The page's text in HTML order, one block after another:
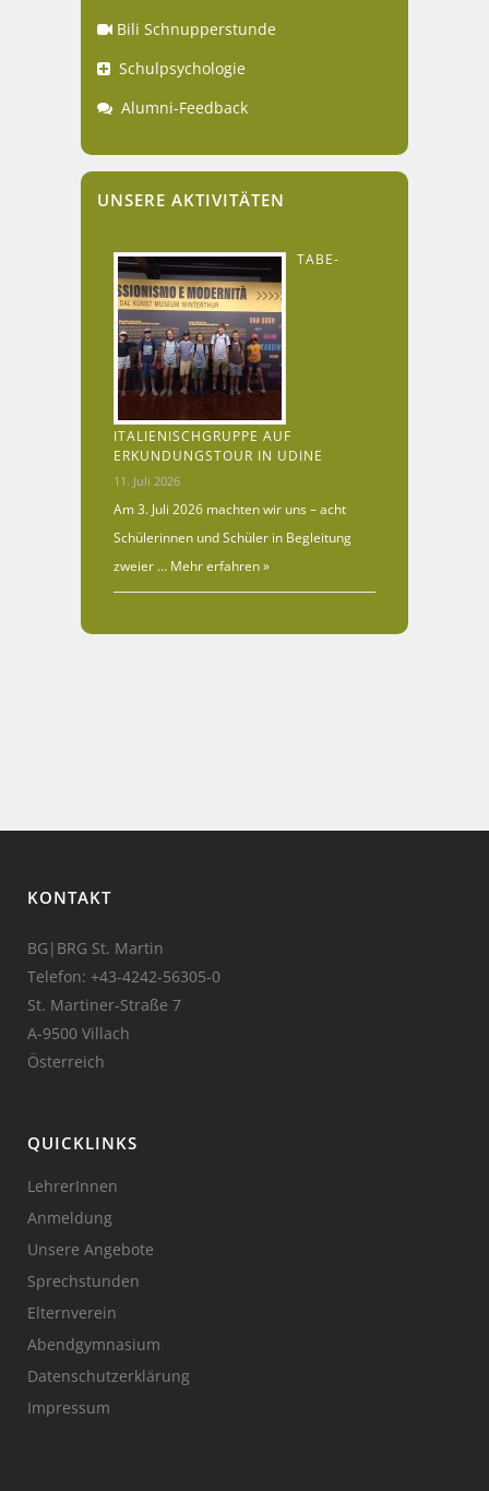
Bili Schnupperstunde
Schulpsychologie
Alumni-Feedback
UNSERE AKTIVITÄTEN
TABE-
ITALIENISCHGRUPPE AUF
ERKUNDUNGSTOUR IN UDINE
11. Juli 2026
Am 3. Juli 2026 machten wir uns – acht
Schülerinnen und Schüler in Begleitung
zweier … Mehr erfahren »
KONTAKT
BG|BRG St. Martin
Telefon: +43-4242-56305-0
St. Martiner-Straße 7
A-9500 Villach
Österreich
QUICKLINKS
LehrerInnen
Anmeldung
Unsere Angebote
Sprechstunden
Elternverein
Abendgymnasium
Datenschutzerklärung
Impressum